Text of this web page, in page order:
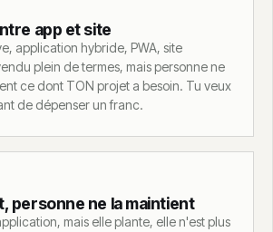
app et site
application hybride, PWA, site
plein de termes, mais personne ne
ce dont TON projet a besoin. Tu veux
de dépenser un franc.
personne ne la maintient
mais elle plante, elle n'est plus